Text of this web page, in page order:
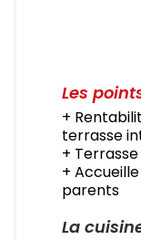
Les
+
terrasse
+
+
parents
La